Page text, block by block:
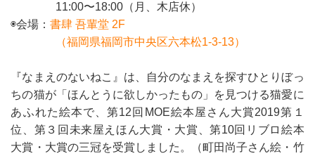
11:00〜18:00（月、木店休）
◉会場：書肆 吾輩堂 2F
（福岡県福岡市中央区六本松1-3-13）
『なまえのないねこ』は、自分のなまえを探すひとりぼっ
ちの猫が「ほんとうに欲しかったもの」を見つける猫愛に
あふれた絵本で、第12回MOE絵本屋さん大賞2019第１
位、第３回未来屋えほん大賞・大賞、第10回リブロ絵本
大賞・大賞の三冠を受賞しました。（町田尚子さん絵・竹